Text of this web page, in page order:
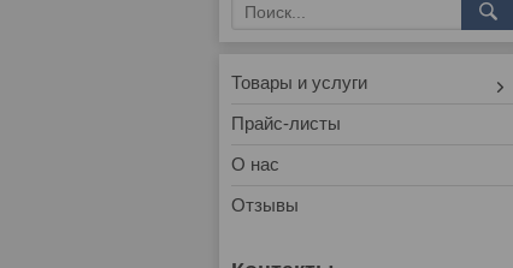
Товары и услуги
Прайс-листы
О нас
Отзывы